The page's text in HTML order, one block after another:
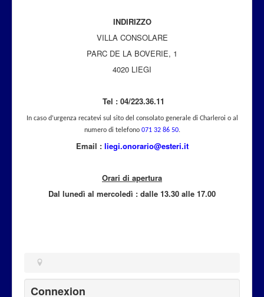
INDIRIZZO
VILLA CONSOLARE
PARC DE LA BOVERIE, 1
4020 LIEGI
Tel : 04/223.36.11
In caso d’urgenza recatevi sul sito del consolato generale di Charleroi o al
numero di telefono 071 32 86 50.
Email : liegi.onorario@esteri.it
Orari di apertura
Dal lunedì al mercoledì : dalle 13.30 alle 17.00
Connexion